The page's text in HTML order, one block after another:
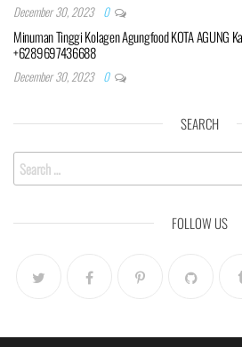
December 30, 2023 0
Minuman Tinggi Kolagen Agungfood KOTA AGUNG
+6289697436688
December 30, 2023 0
SEARCH
Search
for:
FOLLOW US